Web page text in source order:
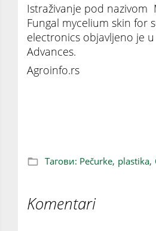
Istraživanje pod nazivom
Fungal mycelium skin for
electronics objavljeno je
Advances.
Agroinfo.rs
Тагови: Pečurke, plastika,
Komentari